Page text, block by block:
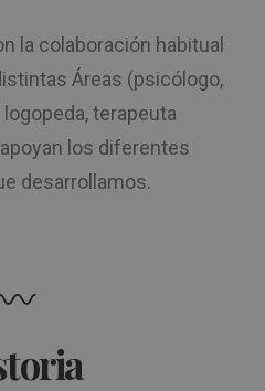
la colaboración habitual
Áreas (psicólogo,
terapeuta
los diferentes
desarrollamos.